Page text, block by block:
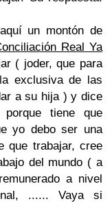
un montón de
Real Ya
( joder, que para
exclusiva de las
a su hija ) y dice
tiene que
yo debo ser una
que trabajar, cree
del mundo ( a
a nivel
...... Vaya si